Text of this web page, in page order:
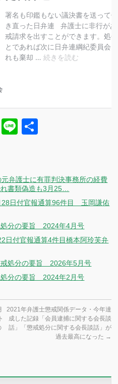
Hatena
Line
元弁護士に有罪判決事務所の経費
書類偽造も3月25…
28日付官報通算96件目 玉岡謙佑
処分の要旨 2024年4月号
日付官報通算4件目橋本阿玲芙弁
戒処分の要旨 2026年5月号
処分の要旨 2024年2月号
2021年弁護士懲戒関係データ・今年達
成した記録「会員逮捕に関する会長談
話」「懲戒処分に関する会長談話」が
過去最高になった →